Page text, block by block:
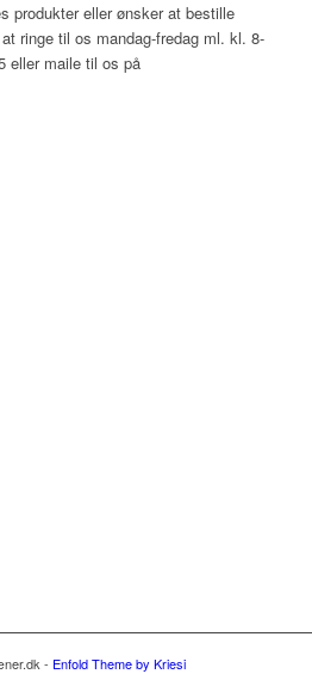
produkter eller ønsker at bestille
ringe til os mandag-fredag ml. kl. 8-
eller maile til os på
- Enfold Theme by Kriesi